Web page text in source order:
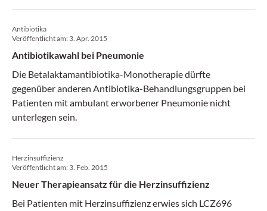
Antibiotika
Veröffentlicht am: 3. Apr. 2015
Antibiotikawahl bei Pneumonie
Die Betalaktamantibiotika-Monotherapie dürfte
gegenüber anderen Antibiotika-Behandlungsgruppen bei
Patienten mit ambulant erworbener Pneumonie nicht
unterlegen sein.
Herzinsuffizienz
Veröffentlicht am: 3. Feb. 2015
Neuer Therapieansatz für die Herzinsuffizienz
Bei Patienten mit Herzinsuffizienz erwies sich LCZ696